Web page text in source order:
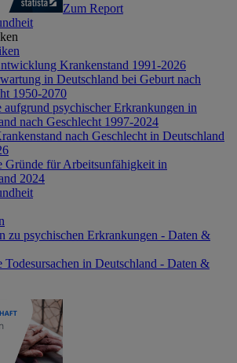
Zum Report
Krankenstand 1991-2026
in Deutschland bei Geburt nach
1950-2070
aufgrund psychischer Erkrankungen in
nach Geschlecht 1997-2024
nach Geschlecht in Deutschland
Gründe für Arbeitsunfähigkeit in
2024
zu psychischen Erkrankungen - Daten &
Todesursachen in Deutschland - Daten &